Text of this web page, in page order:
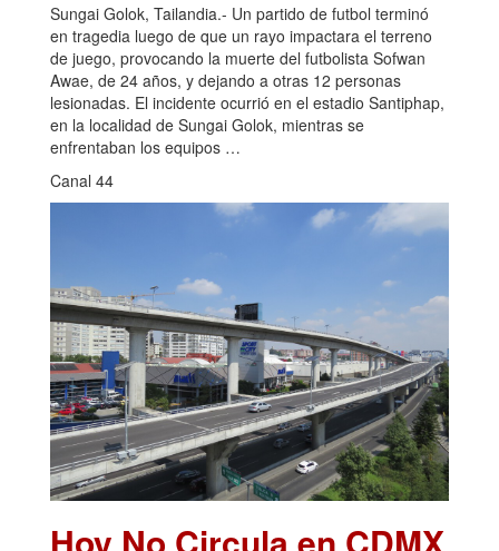
Sungai Golok, Tailandia.- Un partido de futbol terminó
en tragedia luego de que un rayo impactara el terreno
de juego, provocando la muerte del futbolista Sofwan
Awae, de 24 años, y dejando a otras 12 personas
lesionadas. El incidente ocurrió en el estadio Santiphap,
en la localidad de Sungai Golok, mientras se
enfrentaban los equipos …
Canal 44